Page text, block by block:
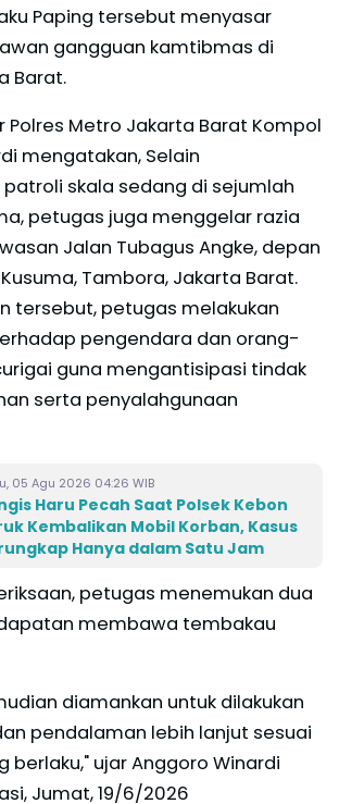
Paping tersebut menyasar
gangguan kamtibmas di
Barat.
Polres Metro Jakarta Barat Kompol
mengatakan, Selain
skala sedang di sejumlah
petugas juga menggelar razia
Jalan Tubagus Angke, depan
Tambora, Jakarta Barat.
tersebut, petugas melakukan
pengendara dan orang-
guna mengantisipasi tindak
serta penyalahgunaan
05 Agu 2026 04:26 WIB
Haru Pecah Saat Polsek Kebon
Kembalikan Mobil Korban, Kasus
Hanya dalam Satu Jam
petugas menemukan dua
membawa tembakau
diamankan untuk dilakukan
pendalaman lebih lanjut sesuai
berlaku," ujar Anggoro Winardi
Jumat, 19/6/2026